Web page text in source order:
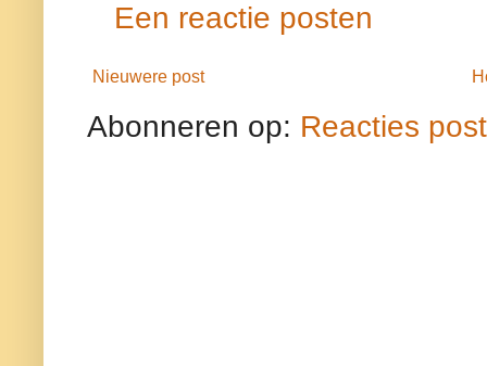
Een reactie posten
Nieuwere post
Abonneren op: Reacties